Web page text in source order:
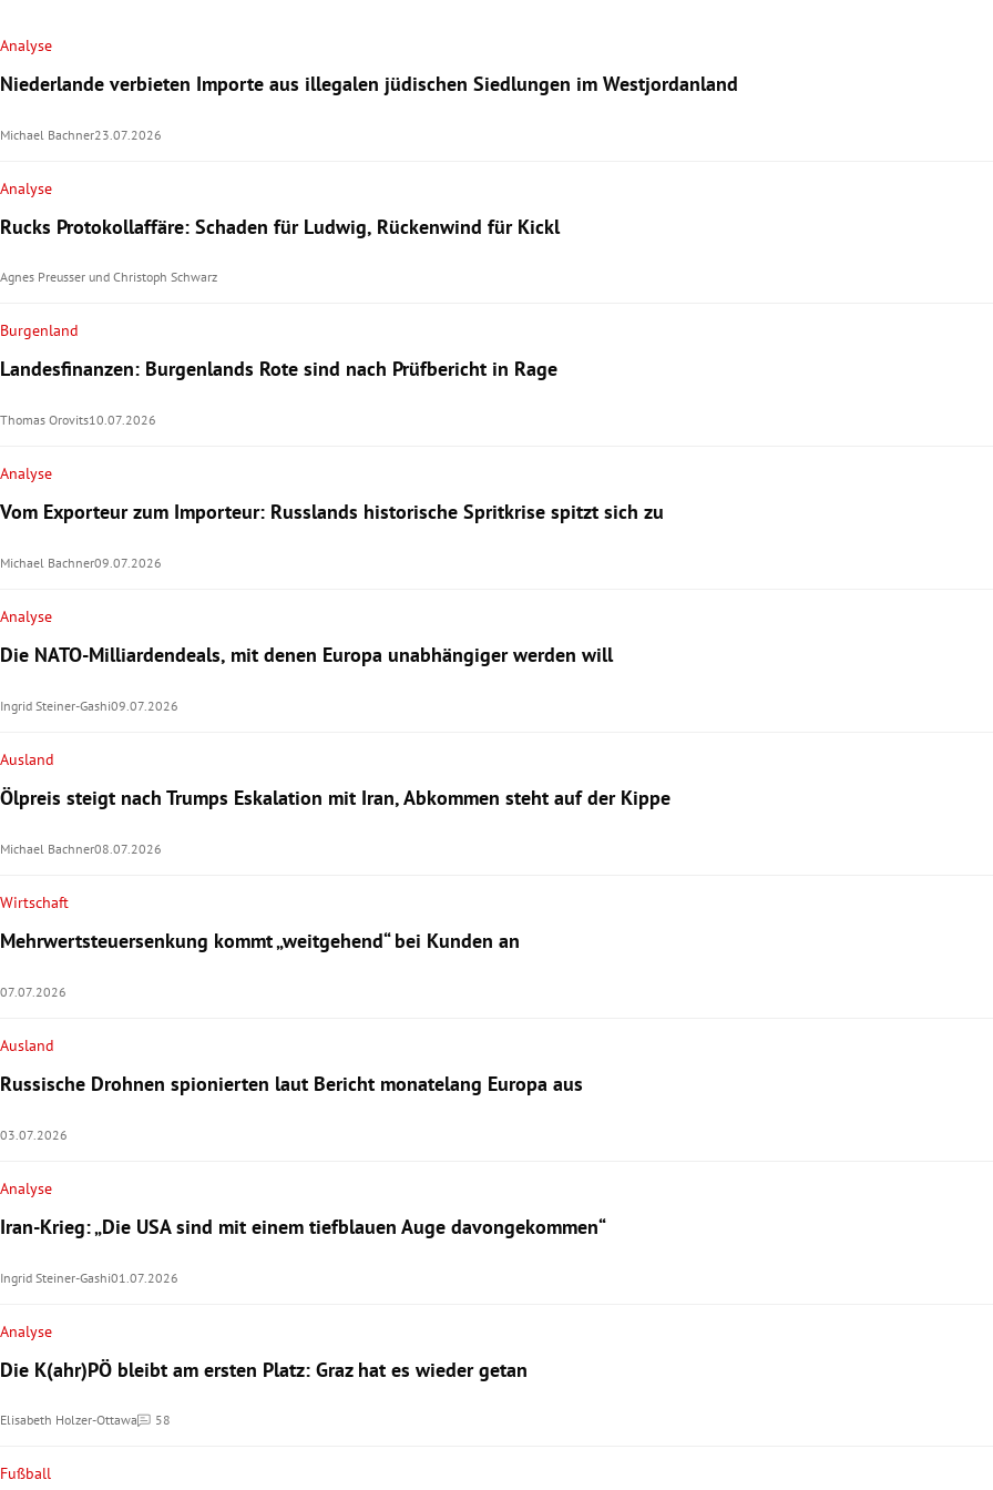
Analyse
Niederlande verbieten Importe aus illegalen jüdischen Siedlungen im Westjordanland
Michael Bachner23.07.2026
Analyse
Rucks Protokollaffäre: Schaden für Ludwig, Rückenwind für Kickl
Agnes Preusser und Christoph Schwarz
Burgenland
Landesfinanzen: Burgenlands Rote sind nach Prüfbericht in Rage
Thomas Orovits10.07.2026
Analyse
Vom Exporteur zum Importeur: Russlands historische Spritkrise spitzt sich zu
Michael Bachner09.07.2026
Analyse
Die NATO-Milliardendeals, mit denen Europa unabhängiger werden will
Ingrid Steiner-Gashi09.07.2026
Ausland
Ölpreis steigt nach Trumps Eskalation mit Iran, Abkommen steht auf der Kippe
Michael Bachner08.07.2026
Wirtschaft
Mehrwertsteuersenkung kommt „weitgehend“ bei Kunden an
07.07.2026
Ausland
Russische Drohnen spionierten laut Bericht monatelang Europa aus
03.07.2026
Analyse
Iran-Krieg: „Die USA sind mit einem tiefblauen Auge davongekommen“
Ingrid Steiner-Gashi01.07.2026
Analyse
Die K(ahr)PÖ bleibt am ersten Platz: Graz hat es wieder getan
Elisabeth Holzer-Ottawa 58
Kommentare
Fußball